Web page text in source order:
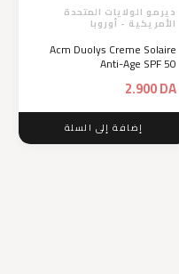
ديرمو الولايات المتحدة
الأمريكية - أوروبا
Acm Duolys Creme Solaire
Anti-Age SPF 50
2.900DA
إضافة إلى السلة